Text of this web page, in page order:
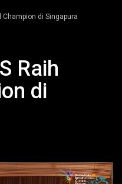
Champion di Singapura
Raih
di